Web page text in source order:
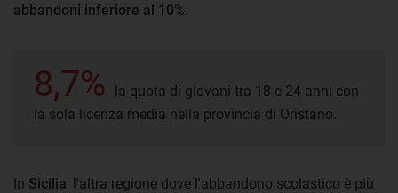
abbandoni inferiore al 10%
8,7%
la quota di giovani tra 18 e 24 anni con
la sola licenza media nella provincia di Oristano.
In Sicilia, l'altra regione dove l'abbandono scolastico è più